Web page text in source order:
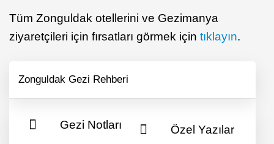
Tüm Zonguldak otellerini ve Gezimanya
ziyaretçileri için fırsatları görmek için tıklayın.
Zonguldak Gezi Rehberi
Gezi Notları Özel Yazılar